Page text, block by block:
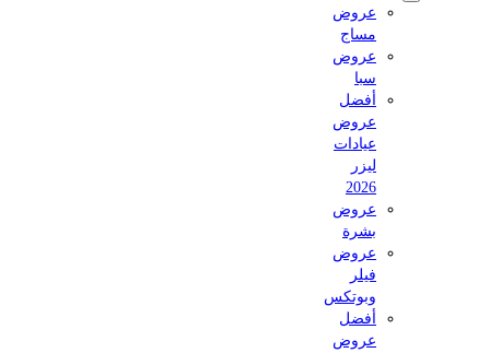
عروض
مساج
عروض
أفضل
عروض
عيادات
عروض
بشرة
عروض
وبوتكس
أفضل
عروض